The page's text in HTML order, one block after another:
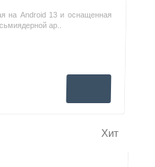
на Android 13 и оснащенная
ар..
Хит